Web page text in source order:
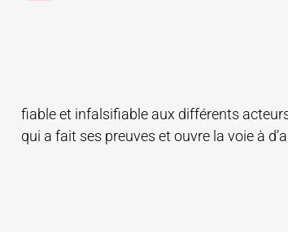
fiable et infalsifiable aux différents
qui a fait ses preuves et ouvre la voie à